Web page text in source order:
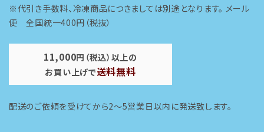
※代引き手数料、冷凍商品につきましては別途となります。 メール
便 全国統一400円（税抜）
11,000円（税込）以上の
お買い上げで送料無料
配送のご依頼を受けてから2～5営業日以内に発送致します。